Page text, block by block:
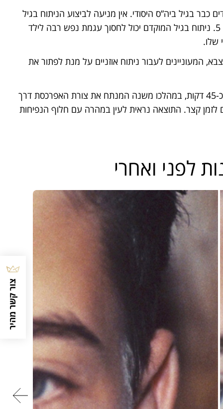
כבר בגיל ביה”ס היסודי. אין מניעה לביצוע הניתוח בגיל
מוקדם, מאחר ומרבית ההתפתחות של האפרכסת היא עד גיל 5. ניתוח בגיל המוקדם יכול לחסוך עגמת נפש רבה לילד
שלו.
המעוניינים לעבור ניתוח אוזניים על מנת לפתור את
ניתוחי אוזניים נחשבים לניתוחים קצרים ביותר. משך הניתוח כ-45 דקות, במהלכו משנה המנתח את צורת האפרכסת דרך
לזמן קצר. התוצאה נראית לעין במהרה עם חלוף הנפיחות
לפני ואחרי
צור קשר מהיר